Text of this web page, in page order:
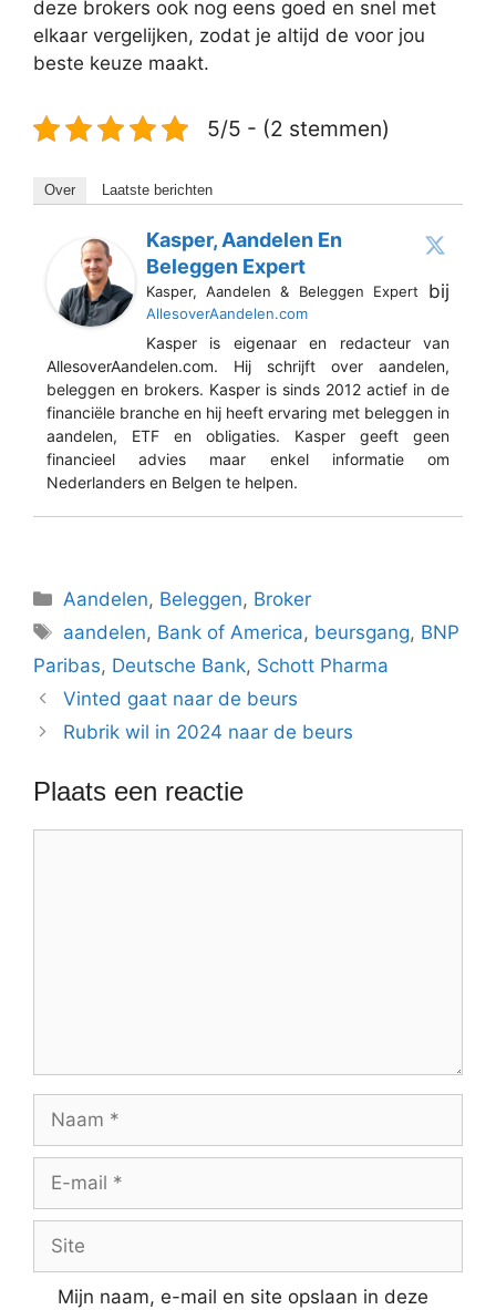
deze brokers ook nog eens goed en snel met
elkaar vergelijken, zodat je altijd de voor jou
beste keuze maakt.
5/5 - (2 stemmen)
Over Laatste berichten
Kasper, Aandelen En
Beleggen Expert
Kasper, Aandelen & Beleggen Expert bij
AllesoverAandelen.com
Kasper is eigenaar en redacteur van
AllesoverAandelen.com. Hij schrijft over aandelen,
beleggen en brokers. Kasper is sinds 2012 actief in de
financiële branche en hij heeft ervaring met beleggen in
aandelen, ETF en obligaties. Kasper geeft geen
financieel advies maar enkel informatie om
Nederlanders en Belgen te helpen.
Categorieën
Aandelen, Beleggen, Broker
Tags
aandelen, Bank of America, beursgang, BNP
Paribas, Deutsche Bank, Schott Pharma
Vinted gaat naar de beurs
Rubrik wil in 2024 naar de beurs
Plaats een reactie
Naam
Site
Mijn naam, e-mail en site opslaan in deze